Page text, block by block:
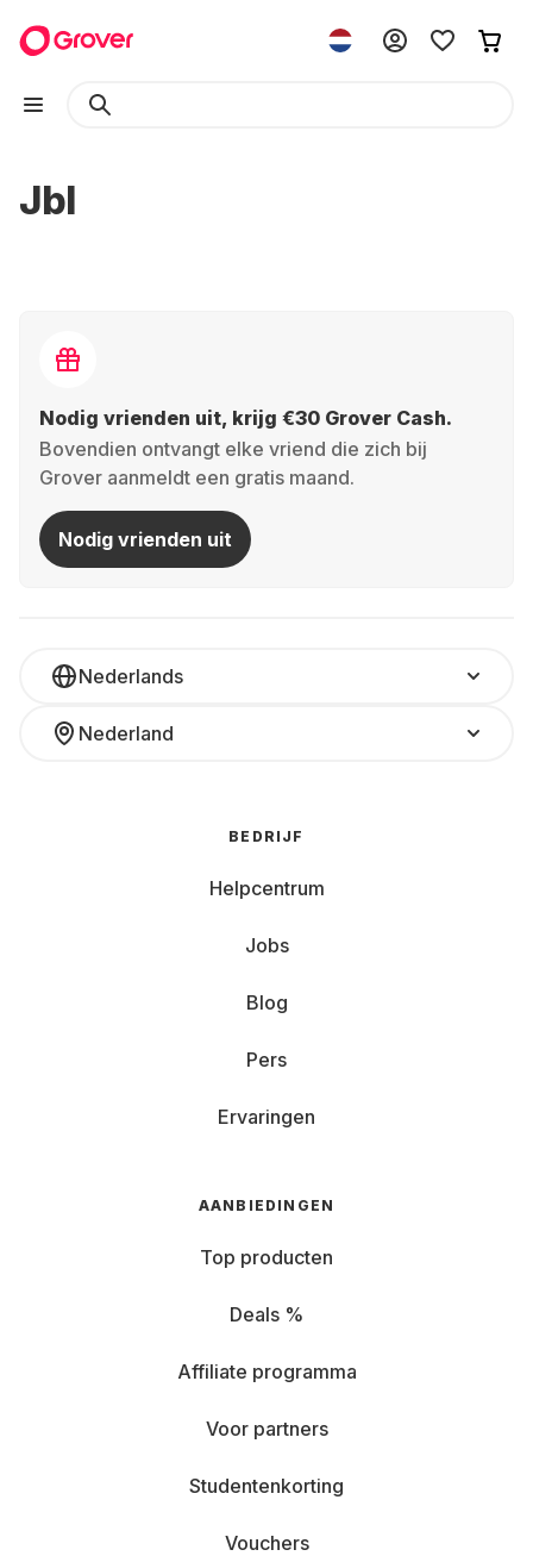
Jbl
Nodig vrienden uit, krijg €30 Grover Cash.
Bovendien ontvangt elke vriend die zich bij
Grover aanmeldt een gratis maand.
Nodig vrienden uit
Nederlands
Nederland
BEDRIJF
Helpcentrum
Jobs
Blog
Pers
Ervaringen
AANBIEDINGEN
Top producten
Deals %
Affiliate programma
Voor partners
Studentenkorting
Vouchers